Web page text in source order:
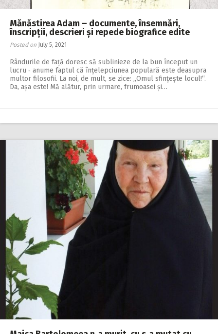
Mănăstirea Adam – documente, însemnări,
înscripții, descrieri și repede biografice edite
Posted on July 5, 2021
Rândurile de față doresc să sublinieze de la bun început un
lucru ‑ anume faptul că înțelepciunea populară este deasupra
multor filosofii. La noi, de mult, se zice: „Omul sfințește locul!“.
Da, așa este! Mă alătur, prin urmare, frumoasei și…